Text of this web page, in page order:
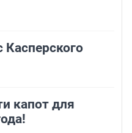
Касперского
капот для